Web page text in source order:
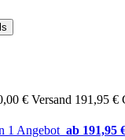
€ Versand 191,95 €
1 Angebot ab 191,95